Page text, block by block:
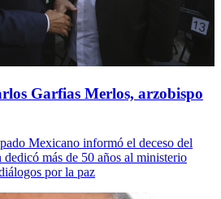
Garfias Merlos, arzobispo
Mexicano informó el deceso del
más de 50 años al ministerio
por la paz